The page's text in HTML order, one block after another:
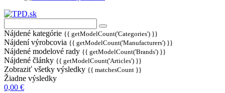
Nájdené kategórie {{ getModelCount('Categories') }}
Nájdení výrobcovia {{ getModelCount('Manufacturers') }}
Nájdené modelové rady {{ getModelCount('Brands') }}
Nájdené články {{ getModelCount('Articles') }}
Zobraziť všetky výsledky {{ matchesCount }}
Žiadne výsledky
0,00 €